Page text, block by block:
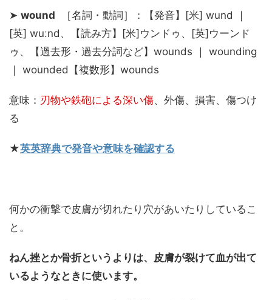
➤ wound ［名詞・動詞］：【発音】[米] wund ｜
[英] wuːnd、【読み方】[米]ウンドゥ、[英]ウーンド
ゥ、【過去形・過去分詞など】wounds ｜ wounding
｜ wounded【複数形】wounds
意味： 刃物や鉄砲による深い傷、外傷、損害、傷つけ
る
★英英辞典で発音や意味を確認する
何かの衝撃で皮膚が切れたり穴があいたりしているこ
と。
ねん挫とか骨折というよりは、皮膚が裂けて血が出て
いるようなときに使います。